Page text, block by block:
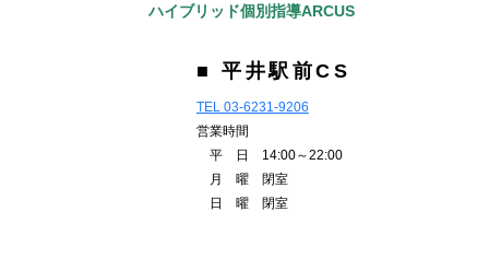
ハイブリッド個別指導ARCUS
■ 平井駅前CS
TEL 03-6231-9206
営業時間
平 日 14:00～22:00
月 曜 閉室
日 曜 閉室